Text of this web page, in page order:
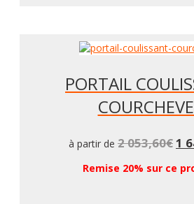
PORTAIL
à partir de 2 053,60€1
Remise 20% sur ce